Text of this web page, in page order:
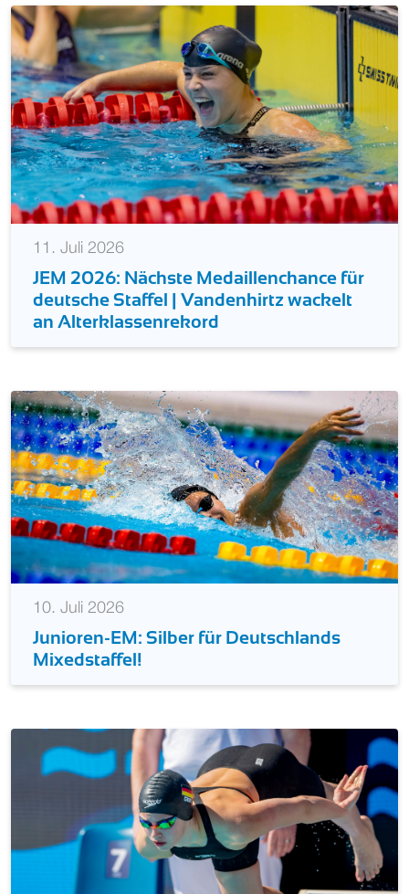
11. Juli 2026
JEM 2026: Nächste Medaillenchance für
deutsche Staffel | Vandenhirtz wackelt
an Alterklassenrekord
10. Juli 2026
Junioren-EM: Silber für Deutschlands
Mixedstaffel!